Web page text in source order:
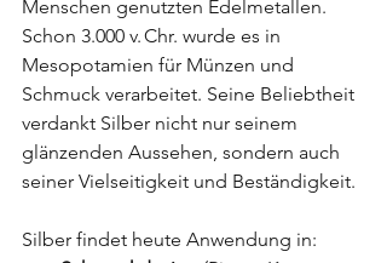
Menschen genutzten Edelmetallen.
Schon 3.000 v. Chr. wurde es in
Mesopotamien für Münzen und
Schmuck verarbeitet. Seine Beliebtheit
verdankt Silber nicht nur seinem
glänzenden Aussehen, sondern auch
seiner Vielseitigkeit und Beständigkeit.
Silber findet heute Anwendung in: